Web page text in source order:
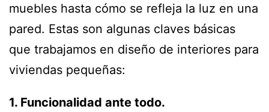
muebles hasta cómo se refleja la luz en una
pared. Estas son algunas claves básicas
que trabajamos en diseño de interiores para
viviendas pequeñas:
1. Funcionalidad ante todo.